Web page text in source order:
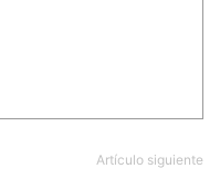
Artículo siguiente